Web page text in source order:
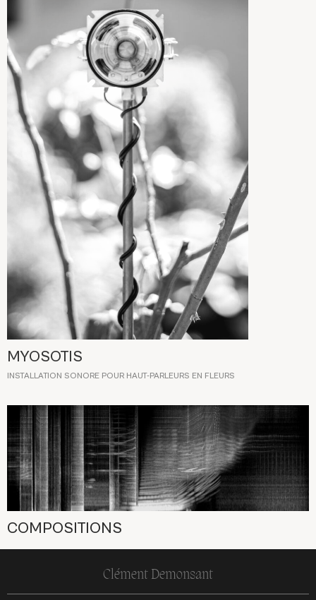
MYOSOTIS
INSTALLATION SONORE POUR HAUT-PARLEURS EN FLEURS
COMPOSITIONS
Clément Demonsant